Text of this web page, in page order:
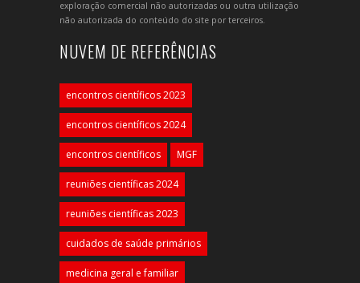
exploração comercial não autorizadas ou outra utilização
não autorizada do conteúdo do site por terceiros.
NUVEM DE REFERÊNCIAS
encontros científicos 2023
encontros científicos 2024
encontros científicos MGF
reuniões científicas 2024
reuniões científicas 2023
cuidados de saúde primários
medicina geral e familiar